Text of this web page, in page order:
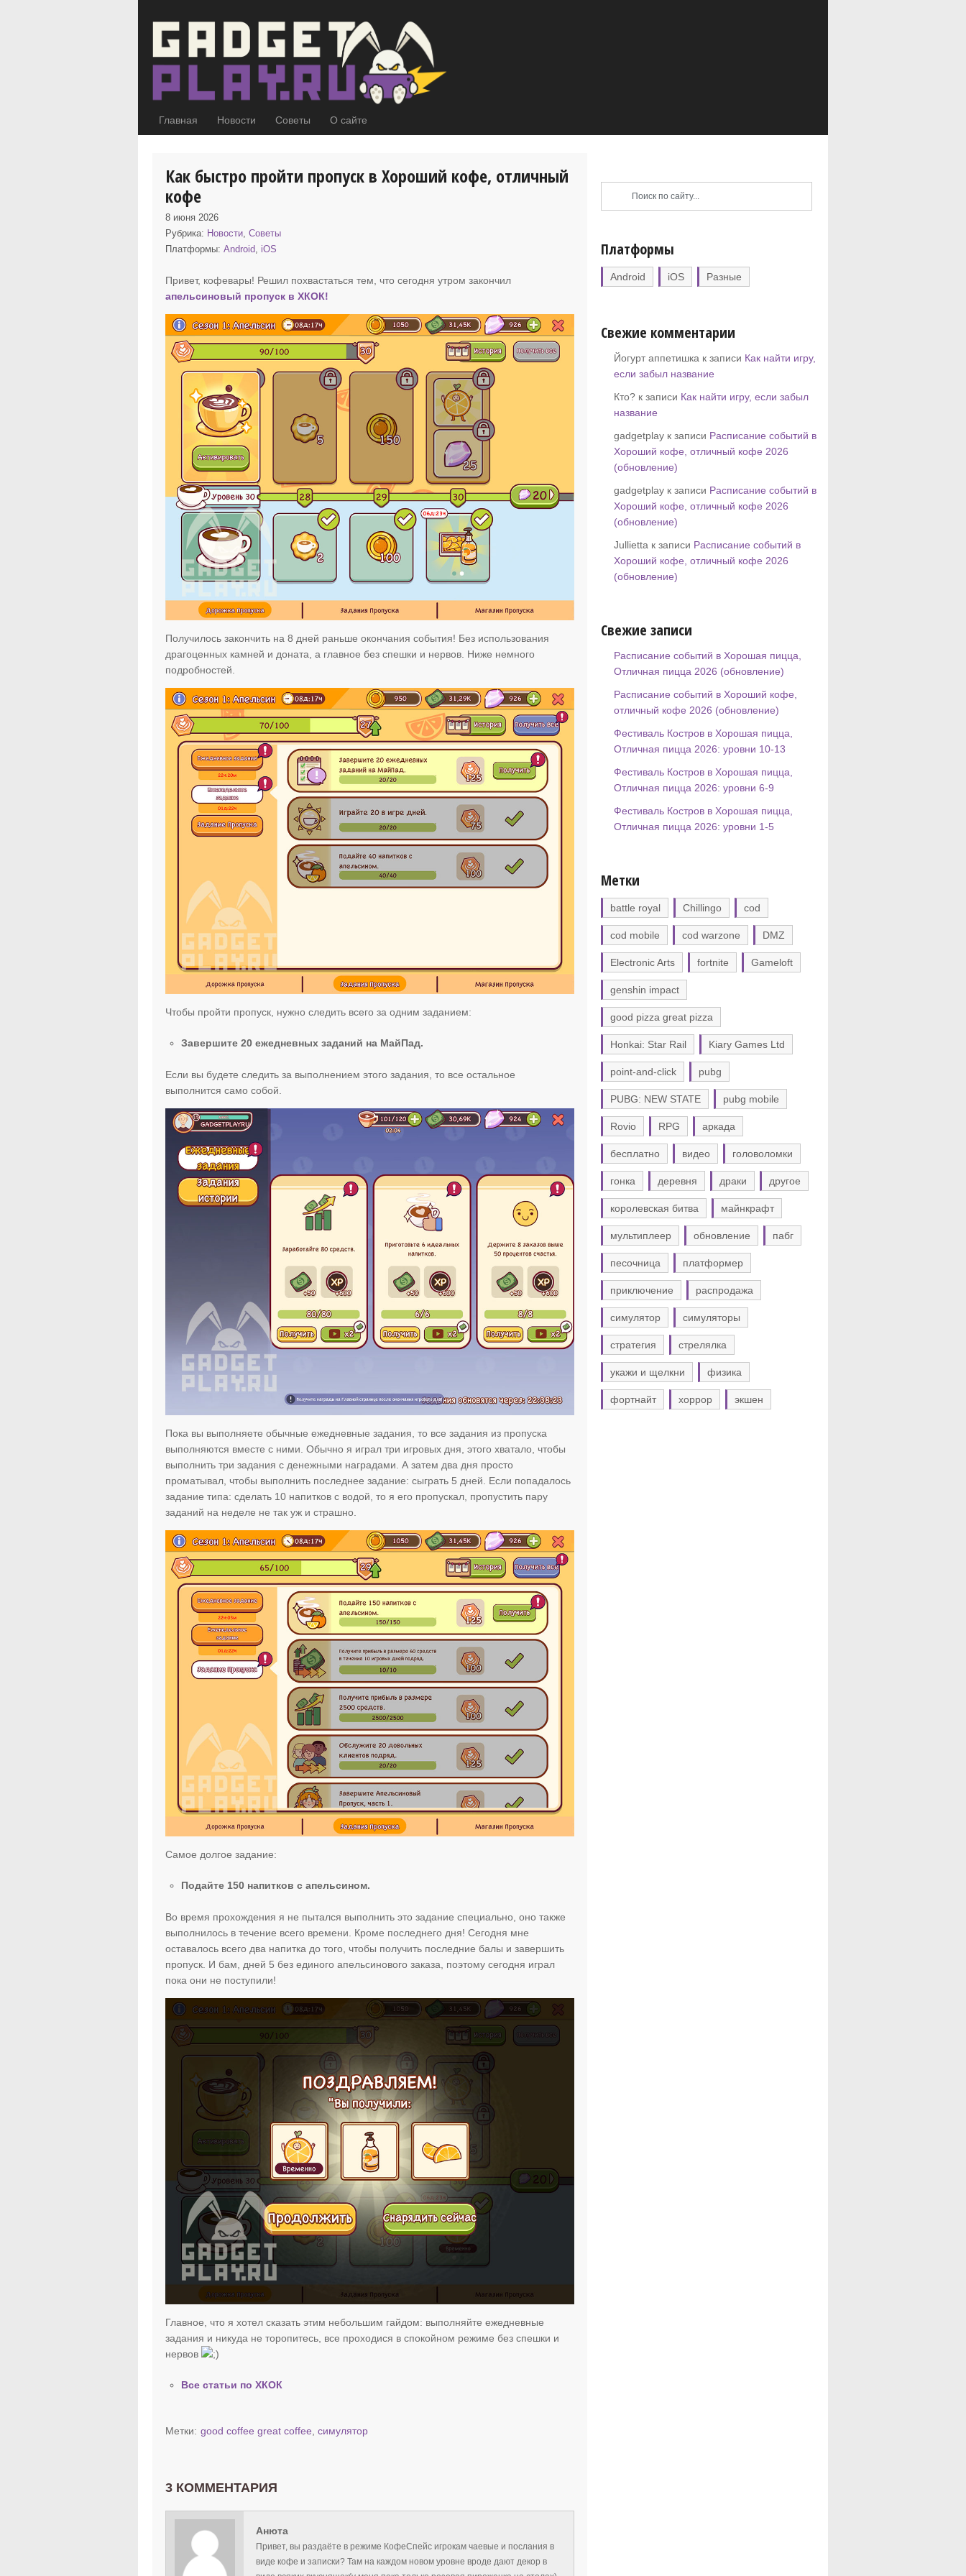
Главная Новости Советы О сайте
Как быстро пройти пропуск в Хороший кофе, отличный
кофе
8 июня 2026
Рубрика: Новости,Советы
Платформы:Android, iOS
Привет, кофевары! Решил похвастаться тем, что сегодня утром закончил
апельсиновый пропуск в ХКОК!
Получилось закончить на 8 дней раньше окончания события! Без использования
драгоценных камней и доната, а главное без спешки и нервов. Ниже немного
подробностей.
Чтобы пройти пропуск, нужно следить всего за одним заданием:
Завершите 20 ежедневных заданий на МайПад.
Если вы будете следить за выполнением этого задания, то все остальное
выполнится само собой.
Пока вы выполняете обычные ежедневные задания, то все задания из пропуска
выполняются вместе с ними. Обычно я играл три игровых дня, этого хватало, чтобы
выполнить три задания с денежными наградами. А затем два дня просто
проматывал, чтобы выполнить последнее задание: сыграть 5 дней. Если попадалось
задание типа: сделать 10 напитков с водой, то я его пропускал, пропустить пару
заданий на неделе не так уж и страшно.
Самое долгое задание:
Подайте 150 напитков с апельсином.
Во время прохождения я не пытался выполнить это задание специально, оно также
выполнилось в течение всего времени. Кроме последнего дня! Сегодня мне
оставалось всего два напитка до того, чтобы получить последние балы и завершить
пропуск. И бам, дней 5 без единого апельсинового заказа, поэтому сегодня играл
пока они не поступили!
Главное, что я хотел сказать этим небольшим гайдом: выполняйте ежедневные
задания и никуда не торопитесь, все проходися в спокойном режиме без спешки и
нервов
Все статьи по ХКОК
Метки: good coffee great coffee,симулятор
3 КОММЕНТАРИЯ
Анюта
Привет, вы раздаёте в режиме КофеСпейс игрокам чаевые и послания в
виде кофе и записки? Там на каждом новом уровне вроде дают декор в
Платформы
Android iOS Разные
Свежие комментарии
Йогурт аппетишка к записи Как найти игру,
если забыл название
Кто? к записи Как найти игру, если забыл
название
gadgetplay к записи Расписание событий в
Хороший кофе, отличный кофе 2026
(обновление)
gadgetplay к записи Расписание событий в
Хороший кофе, отличный кофе 2026
(обновление)
Jullietta к записи Расписание событий в
Хороший кофе, отличный кофе 2026
(обновление)
Свежие записи
Расписание событий в Хорошая пицца,
Отличная пицца 2026 (обновление)
Расписание событий в Хороший кофе,
отличный кофе 2026 (обновление)
Фестиваль Костров в Хорошая пицца,
Отличная пицца 2026: уровни 10-13
Фестиваль Костров в Хорошая пицца,
Отличная пицца 2026: уровни 6-9
Фестиваль Костров в Хорошая пицца,
Отличная пицца 2026: уровни 1-5
Метки
battle royal Chillingo cod
cod mobile cod warzone DMZ
Electronic Arts fortnite Gameloft
genshin impact
good pizza great pizza
Honkai: Star Rail Kiary Games Ltd
point-and-click pubg
PUBG: NEW STATE pubg mobile
Rovio RPG аркада
бесплатно видео головоломки
гонка деревня драки другое
королевская битва майнкрафт
мультиплеер обновление пабг
песочница платформер
приключение распродажа
симулятор симуляторы
стратегия стрелялка
укажи и щелкни физика
фортнайт хоррор экшен